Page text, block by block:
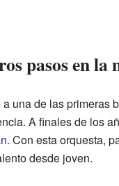
pasos en la
una de las primeras
A finales de los
. Con esta orquesta,
desde joven.